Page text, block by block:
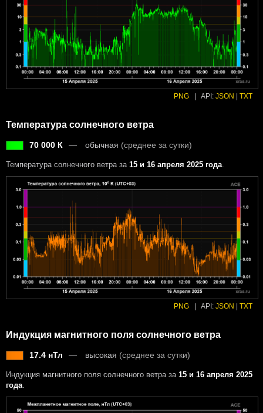
PNG | API: JSON | TXT
Температура солнечного ветра
70 000 К обычная (среднее за сутки)
Температура солнечного ветра за 15 и 16 апреля 2025 года
PNG | API: JSON | TXT
Индукция магнитного поля солнечного ветра
17.4 нТл высокая (среднее за сутки)
Индукция магнитного поля солнечного ветра за 15 и 16 апреля 2025
года